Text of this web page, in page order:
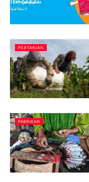
PERTANIAN
PABRIKAN